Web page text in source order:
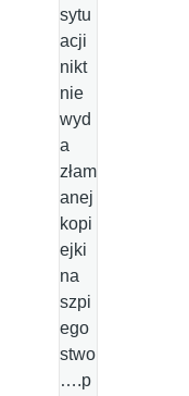
sytu
acji
nikt
nie
wyd
a
złam
anej
kopi
ejki
na
szpi
ego
stwo
….p